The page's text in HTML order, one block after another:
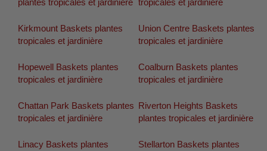
plantes tropicales et jardinière tropicales et jardinière
Kirkmount Baskets plantes
tropicales et jardinière
Union Centre Baskets plantes
tropicales et jardinière
Hopewell Baskets plantes
tropicales et jardinière
Coalburn Baskets plantes
tropicales et jardinière
Chattan Park Baskets plantes
tropicales et jardinière
Riverton Heights Baskets
plantes tropicales et jardinière
Linacy Baskets plantes
Stellarton Baskets plantes